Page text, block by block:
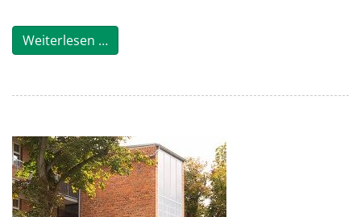
Weiterlesen …Vertreterversammlung 2025!